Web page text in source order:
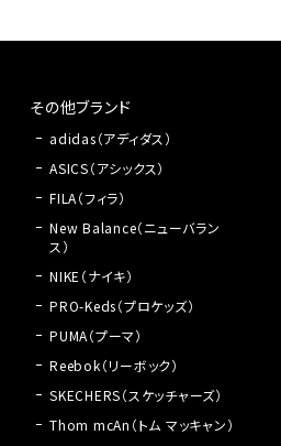
その他ブランド
adidas（アディダス）
ASICS（アシックス）
FILA（フィラ）
New Balance（ニューバラン
ス）
NIKE（ナイキ）
PRO-Keds（プロケッズ）
PUMA（プーマ）
Reebok（リーボック）
SKECHERS（スケッチャーズ）
Thom mcAn（トム マッキャン）